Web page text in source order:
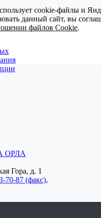
ОРЛА
Гора, д. 1
70-87 (факс),
cookie-файлы и
данный сайт, вы
файлов Cookie.